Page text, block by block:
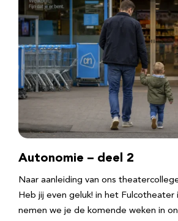
Autonomie – deel 2
Naar aanleiding van ons
Heb jij even geluk! in het Fulcotheater
nemen we je de komende weken in